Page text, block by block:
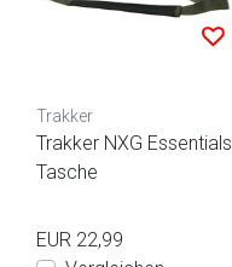
Trakker
Trakker NXG Essentials
Tasche
EUR 22,99